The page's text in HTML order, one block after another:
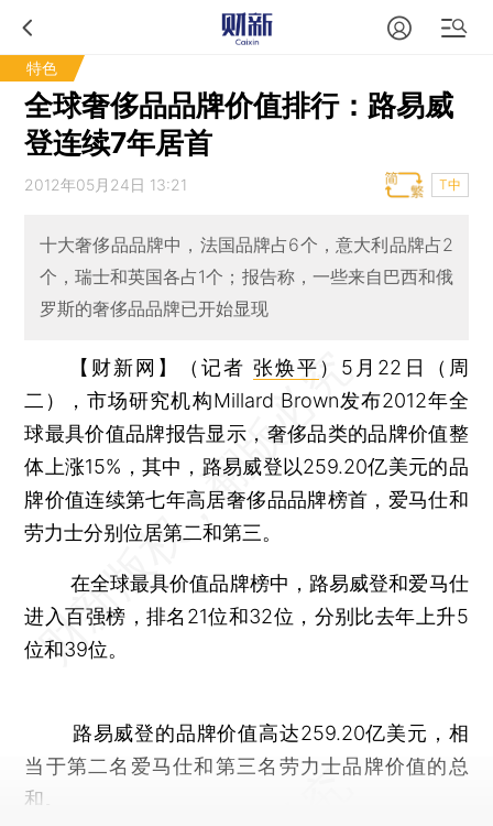
特色
全球奢侈品品牌价值排行：路易威
登连续7年居首
2012年05月24日 13:21 T中
十大奢侈品品牌中，法国品牌占6个，意大利品牌占2
个，瑞士和英国各占1个；报告称，一些来自巴西和俄
罗斯的奢侈品品牌已开始显现
【财新网】（记者张焕平 ） 5月22日（周
二），市场研究机构Millard Brown发布2012年全
球最具价值品牌报告显示，奢侈品类的品牌价值整
体上涨15%，其中，路易威登以259.20亿美元的品
牌价值连续第七年高居奢侈品品牌榜首，爱马仕和
劳力士分别位居第二和第三。
在全球最具价值品牌榜中，路易威登和爱马仕
进入百强榜，排名21位和32位，分别比去年上升5
位和39位。
路易威登的品牌价值高达259.20亿美元，相
当于第二名爱马仕和第三名劳力士品牌价值的总
和。